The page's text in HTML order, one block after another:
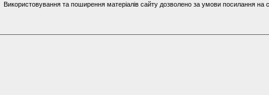
Використовування та поширення матеріалів сайту дозволено за умови посилання на